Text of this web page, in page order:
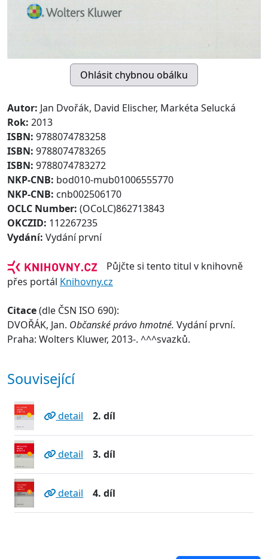
Autor: Jan Dvořák, David Elischer, Markéta Selucká
Rok: 2013
ISBN: 9788074783258
ISBN: 9788074783265
ISBN: 9788074783272
NKP-CNB: bod010-mub01006555770
NKP-CNB: cnb002506170
OCLC Number: (OCoLC)862713843
OKCZID: 112267235
Vydání: Vydání první
Půjčte si tento titul v knihovně
přes portál Knihovny.cz
Citace(dle ČSN ISO 690):
DVOŘÁK, Jan. Občanské právo hmotné. Vydání první.
Praha: Wolters Kluwer, 2013-. ^^^svazků.
Související
detail 2. díl
detail 3. díl
detail 4. díl